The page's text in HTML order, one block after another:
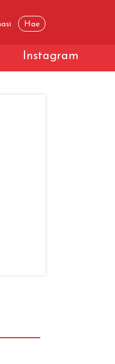
Instagram